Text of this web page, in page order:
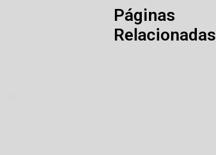
Páginas
Relacionadas